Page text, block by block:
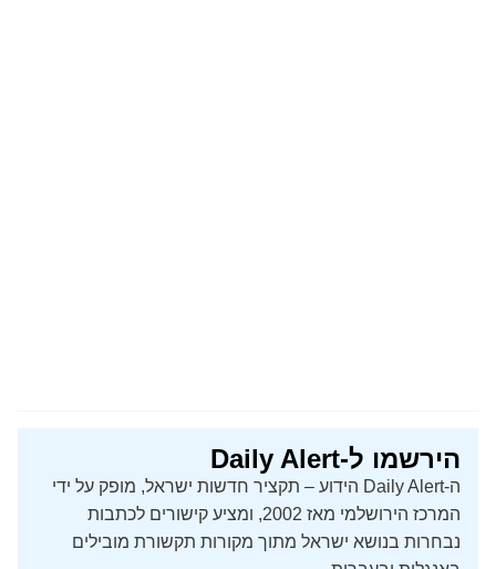
הירשמו ל-Daily Alert
ה-Daily Alert הידוע – תקציר חדשות ישראל, מופק על ידי
המרכז הירושלמי מאז 2002, ומציע קישורים לכתבות
נבחרות בנושא ישראל מתוך מקורות תקשורת מובילים